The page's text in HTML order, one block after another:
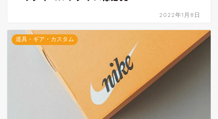
2022年1月8日
道具・ギア・カスタム